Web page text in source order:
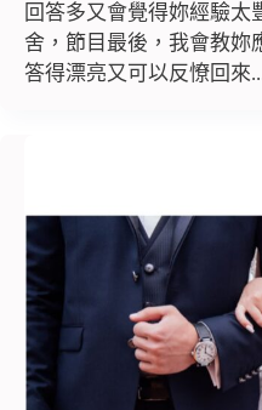
回答多又會覺得妳經驗太
舍，節目最後，我會教妳
答得漂亮又可以反憭回來